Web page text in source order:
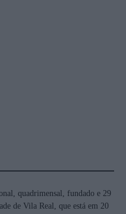
quadrimensal, fundado e 29
de Vila Real, que está em 20